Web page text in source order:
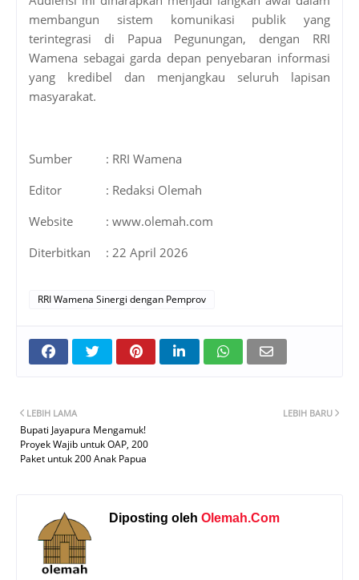
membangun sistem komunikasi publik yang
terintegrasi di Papua Pegunungan, dengan RRI
Wamena sebagai garda depan penyebaran informasi
yang kredibel dan menjangkau seluruh lapisan
masyarakat.
Sumber
: RRI Wamena
Editor
: Redaksi Olemah
Website
: www.olemah.com
Diterbitkan
: 22 April 2026
RRI Wamena Sinergi dengan Pemprov
LEBIH BARU
LEBIH LAMA
Bupati Jayapura Mengamuk!
Proyek Wajib untuk OAP, 200
Paket untuk 200 Anak Papua
Diposting oleh Olemah.Com